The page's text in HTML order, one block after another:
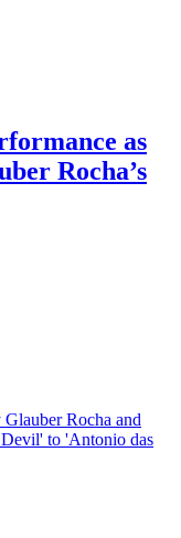
as
Rocha’s
Rocha and
to 'Antonio das